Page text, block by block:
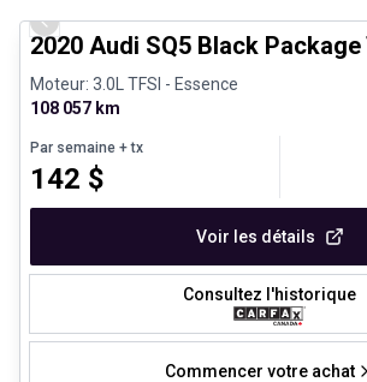
Previous slide
2020 Audi SQ5 Black
Moteur: 3.0L TFSI - Essence
108 057 km
Par semaine + tx
142 $
Voir les détails
Consultez l'historique
Commencer votre achat